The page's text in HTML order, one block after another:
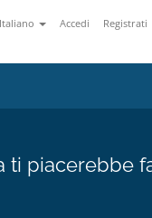
Italiano Accedi Registrati
ti piacerebbe